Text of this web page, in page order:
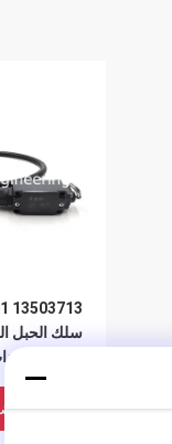
سلك الحبل
المفتاح